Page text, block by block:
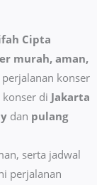
Cipta
murah, aman,
konser
di Jakarta
dan pulang
serta jadwal
perjalanan